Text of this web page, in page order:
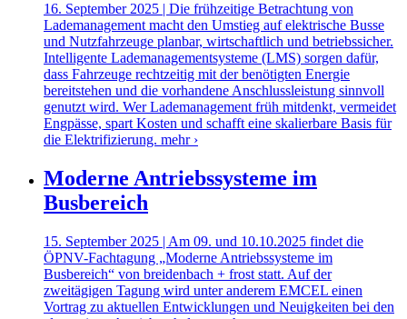
16. September 2025 | Die frühzeitige Betrachtung von
Lademanagement macht den Umstieg auf elektrische Busse
und Nutzfahrzeuge planbar, wirtschaftlich und betriebssicher.
Intelligente Lademanagementsysteme (LMS) sorgen dafür,
dass Fahrzeuge rechtzeitig mit der benötigten Energie
bereitstehen und die vorhandene Anschlussleistung sinnvoll
genutzt wird. Wer Lademanagement früh mitdenkt, vermeidet
Engpässe, spart Kosten und schafft eine skalierbare Basis für
die Elektrifizierung. mehr ›
Moderne Antriebssysteme im
Busbereich
15. September 2025 | Am 09. und 10.10.2025 findet die
ÖPNV-Fachtagung „Moderne Antriebssysteme im
Busbereich“ von breidenbach + frost statt. Auf der
zweitägigen Tagung wird unter anderem EMCEL einen
Vortrag zu aktuellen Entwicklungen und Neuigkeiten bei den